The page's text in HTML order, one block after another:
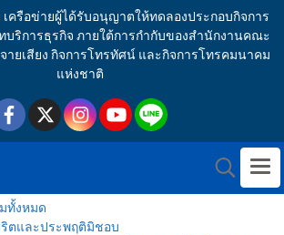
ครือข่ายผู้ได้รับอนุญาตให้ทดลองประกอบกิจการ
ทบริการธุรกิจ ภายใต้การกำกับของสำนักงานคณะ
ายเสียง กิจการโทรทัศน์ และกิจการโทรคมนาคม
แห่งชาติ
ทั้งหมด
ตและประพฤติมิชอบ